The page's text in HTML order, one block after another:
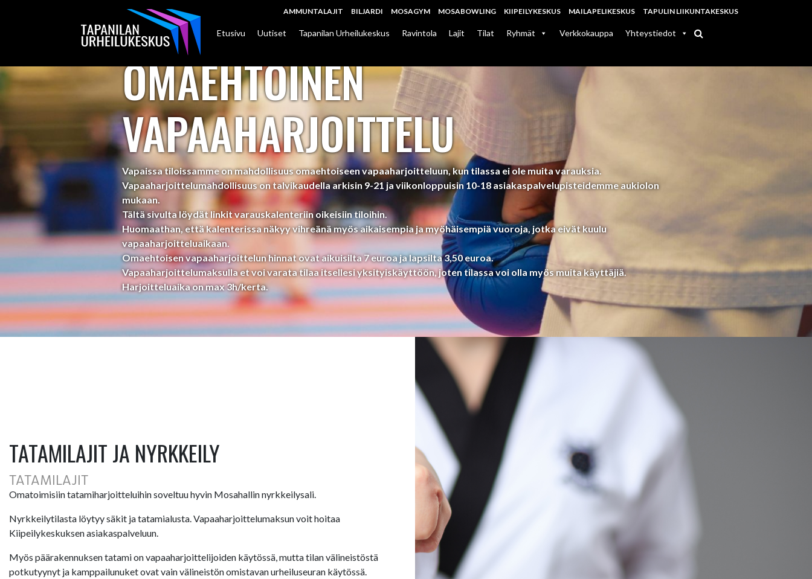
AMMUNTALAJIT BILJARDI MOSAGYM MOSABOWLING KIIPEILYKESKUS MAILAPELIKESKUS TAPULIN LIIKUNTAKESKUS
Etusivu Uutiset Tapanilan Urheilukeskus Ravintola Lajit Tilat Ryhmät Verkkokauppa Yhteystiedot
OMAEHTOINEN
VAPAAHARJOITTELU
Vapaissa tiloissamme on mahdollisuus omaehtoiseen vapaaharjoitteluun, kun tilassa ei ole muita varauksia.
Vapaaharjoittelumahdollisuus on talvikaudella arkisin 9-21 ja viikonloppuisin 10-18 asiakaspalvelupisteidemme aukiolon
mukaan.
Tältä sivulta löydät linkit varauskalenteriin oikeisiin tiloihin.
Huomaathan, että kalenterissa näkyy vihreänä myös aikaisempia ja myöhäisempiä vuoroja, jotka eivät kuulu
vapaaharjoitteluaikaan.
Omaehtoisen vapaaharjoittelun hinnat ovat aikuisilta 7 euroa ja lapsilta 3,50 euroa.
Vapaaharjoittelumaksulla et voi varata tilaa itsellesi yksityiskäyttöön, joten tilassa voi olla myös muita käyttäjiä.
Harjoitteluaika on max 3h/kerta.
TATAMILAJIT JA NYRKKEILY
TATAMILAJIT
Omatoimisiin tatamiharjoitteluihin soveltuu hyvin Mosahallin nyrkkeilysali.
Nyrkkeilytilasta löytyy säkit ja tatamialusta. Vapaaharjoittelumaksun voit hoitaa
Kiipeilykeskuksen asiakaspalveluun.
Myös päärakennuksen tatami on vapaaharjoittelijoiden käytössä, mutta tilan välineistöstä
potkutyynyt ja kamppailunuket ovat vain välineistön omistavan urheiluseuran käytössä.